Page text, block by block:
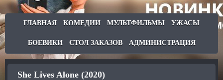
ГЛАВНАЯ КОМЕДИИ МУЛЬТФИЛЬМЫ УЖАСЫ
БОЕВИКИ СТОЛ ЗАКАЗОВ АДМИНИСТРАЦИЯ
She Lives Alone (2020)